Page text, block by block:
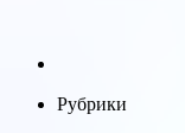
Рубрики